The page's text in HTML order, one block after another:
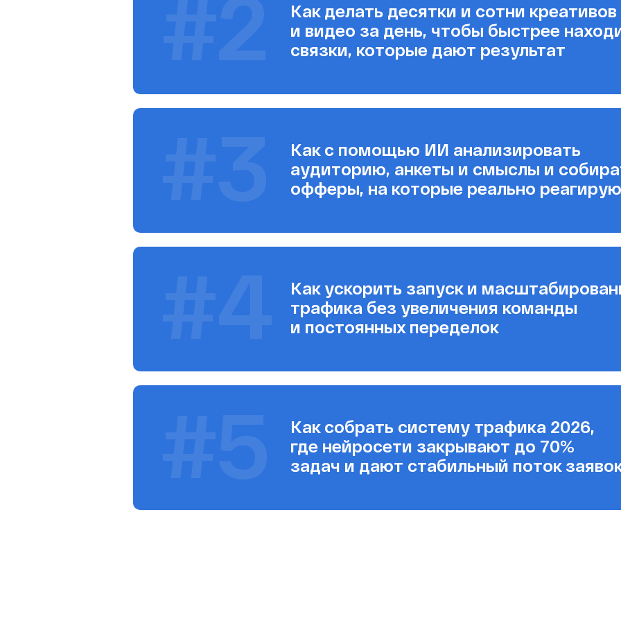
Как с помощью ИИ анализировать
аудиторию, анкеты и смыслы и
офферы, на которые реально
Как ускорить запуск и
трафика без увеличения команды
и постоянных переделок
Как делать десятки и сотни креативов
и видео за день, чтобы быстрее
связки, которые дают результат
Как собрать систему трафика 2026,
где нейросети закрывают до 70%
задач и дают стабильный поток